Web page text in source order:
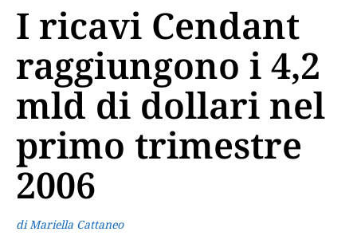
I ricavi Cendant
raggiungono i 4,2
mld di dollari nel
primo trimestre
2006
di Mariella Cattaneo